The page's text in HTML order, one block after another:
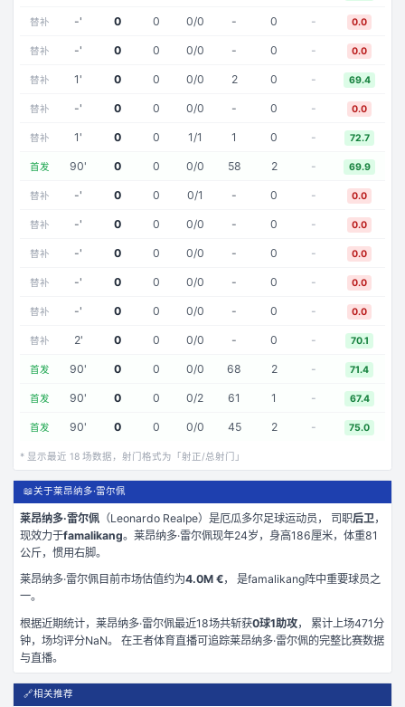
替补 -' 0 0 0/0 - 0 - 0.0
替补 -' 0 0 0/0 - 0 - 0.0
替补 1' 0 0 0/0 2 0 - 69.4
替补 -' 0 0 0/0 - 0 - 0.0
替补 1' 0 0 1/1 1 0 - 72.7
首发 90' 0 0 0/0 58 2 - 69.9
替补 -' 0 0 0/1 - 0 - 0.0
替补 -' 0 0 0/0 - 0 - 0.0
替补 -' 0 0 0/0 - 0 - 0.0
替补 -' 0 0 0/0 - 0 - 0.0
替补 -' 0 0 0/0 - 0 - 0.0
替补 2' 0 0 0/0 - 0 - 70.1
首发 90' 0 0 0/0 68 2 - 71.4
首发 90' 0 0 0/2 61 1 - 67.4
首发 90' 0 0 0/0 45 2 - 75.0
* 显示最近 18 场数据，射门格式为「射正/总射门」
📖关于莱昂纳多·雷尔佩
莱昂纳多·雷尔佩 （Leonardo Realpe）是厄瓜多尔足球运动员， 司职后卫 ，
现效力于famalikang。 莱昂纳多·雷尔佩现年24岁 ，身高186厘米，体重81
公斤，惯用右脚。
莱昂纳多·雷尔佩目前市场估值约为4.0M €， 是famalikang阵中重要球员之
一。
根据近期统计， 莱昂纳多·雷尔佩最近18场共斩获0球1助攻， 累计上场471分
钟，场均评分NaN。 在王者体育直播可追踪莱昂纳多·雷尔佩的完整比赛数据
与直播。
🔗相关推荐